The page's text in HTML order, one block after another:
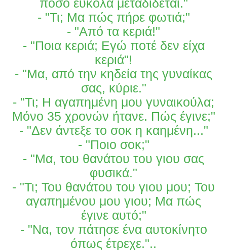
πόσο εύκολα μεταδίδεται."
- "Τι; Μα πώς πήρε φωτιά;"
- "Από τα κεριά!"
- "Ποια κεριά; Εγώ ποτέ δεν είχα
κεριά"!
- "Μα, από την κηδεία της γυναίκας
σας, κύριε."
- "Τι; Η αγαπημένη μου γυναικούλα;
Μόνο 35 χρονών ήτανε. Πώς έγινε;"
- "Δεν άντεξε το σοκ η καημένη..."
- "Ποιο σοκ;"
- "Μα, του θανάτου του γιου σας
φυσικά."
- "Τι; Του θανάτου του γιου μου; Του
αγαπημένου μου γιου; Μα πώς
έγινε αυτό;"
- "Να, τον πάτησε ένα αυτοκίνητο
όπως έτρεχε."..